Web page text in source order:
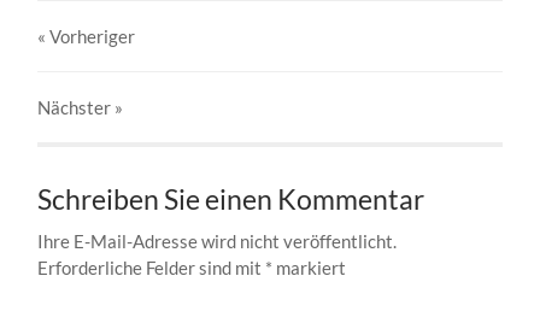
« Vorheriger
Nächster »
Schreiben Sie einen Kommentar
Ihre E-Mail-Adresse wird nicht veröffentlicht.
Erforderliche Felder sind mit * markiert